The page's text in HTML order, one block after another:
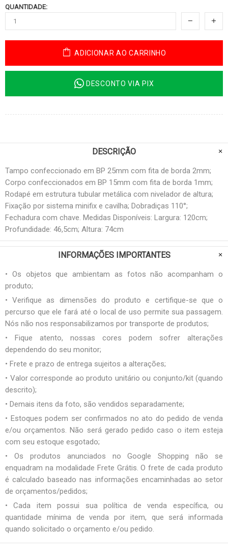
QUANTIDADE:
ADICIONAR AO CARRINHO
DESCONTO VIA PIX
DESCRIÇÃO
Tampo confeccionado em BP 25mm com fita de borda 2mm;
Corpo confeccionados em BP 15mm com fita de borda 1mm;
Rodapé em estrutura tubular metálica com nivelador de altura;
Fixação por sistema minifix e cavilha; Dobradiças 110°;
Fechadura com chave. Medidas Disponíveis: Largura: 120cm;
Profundidade: 46,5cm; Altura: 74cm
INFORMAÇÕES IMPORTANTES
• Os objetos que ambientam as fotos não acompanham o
produto;
• Verifique as dimensões do produto e certifique-se que o
percurso que ele fará até o local de uso permite sua passagem.
Nós não nos responsabilizamos por transporte de produtos;
• Fique atento, nossas cores podem sofrer alterações
dependendo do seu monitor;
• Frete e prazo de entrega sujeitos a alterações;
• Valor corresponde ao produto unitário ou conjunto/kit (quando
descrito);
• Demais itens da foto, são vendidos separadamente;
• Estoques podem ser confirmados no ato do pedido de venda
e/ou orçamentos. Não será gerado pedido caso o item esteja
com seu estoque esgotado;
• Os produtos anunciados no Google Shopping não se
enquadram na modalidade Frete Grátis. O frete de cada produto
é calculado baseado nas informações encaminhadas ao setor
de orçamentos/pedidos;
• Cada item possui sua política de venda específica, ou
quantidade mínima de venda por item, que será informada
quando solicitado o orçamento e/ou pedido.